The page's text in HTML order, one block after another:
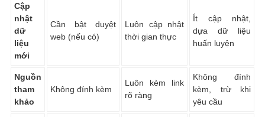
Cập
nhật
dữ
liệu
mới
Cần bật duyệt
web (nếu có)
Luôn cập nhật
thời gian thực
Ít cập nhật,
dựa dữ liệu
huấn luyện
Nguồn
tham
khảo
Không đính kèm
Luôn kèm link
rõ ràng
Không đính
kèm, trừ khi
yêu cầu